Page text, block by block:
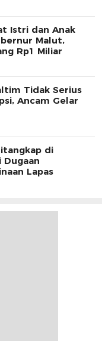
Istri dan Anak
Malut,
Rp1 Miliar
Tidak Serius
Ancam Gelar
di
Lapas